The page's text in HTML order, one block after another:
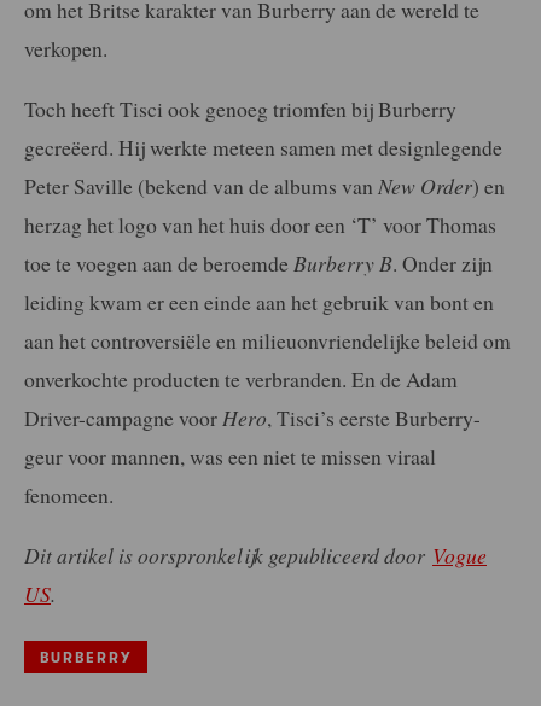
om het Britse karakter van Burberry aan de wereld te
verkopen.
Toch heeft Tisci ook genoeg triomfen bij Burberry
gecreëerd. Hij werkte meteen samen met designlegende
Peter Saville (bekend van de albums van New Order) en
herzag het logo van het huis door een ‘T’ voor Thomas
toe te voegen aan de beroemde Burberry B. Onder zijn
leiding kwam er een einde aan het gebruik van bont en
aan het controversiële en milieuonvriendelijke beleid om
onverkochte producten te verbranden. En de Adam
Driver-campagne voorHero, Tisci’s eerste Burberry-
geur voor mannen, was een niet te missen viraal
fenomeen.
Dit artikel is oorspronkelijk gepubliceerd door Vogue
US.
BURBERRY